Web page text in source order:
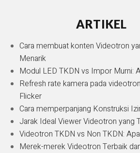
ARTIKEL
Cara membuat konten Videotron
Menarik
Modul LED TKDN vs Impor Murni:
Refresh rate kamera pada
Flicker
Cara memperpanjang Konstruksi
Jarak Ideal Viewer Videotron yang
Videotron TKDN vs Non TKDN:
Merek-merek Videotron Terbaik